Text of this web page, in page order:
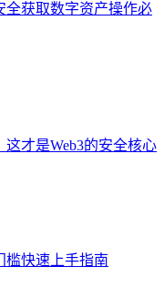
全获取数字资产操作必
才是Web3的安全核心
槛快速上手指南